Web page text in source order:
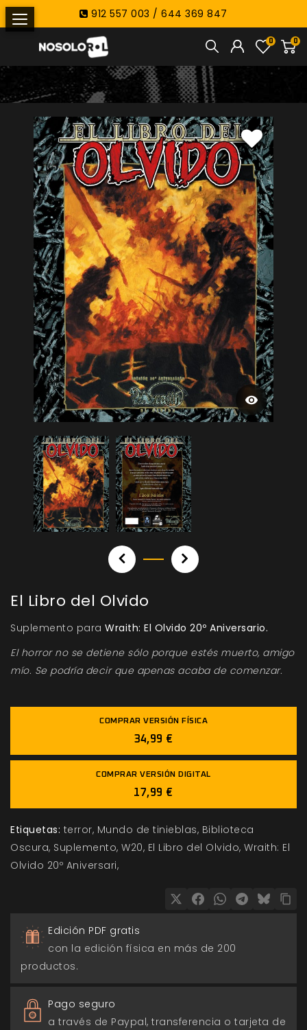
912 557 003 / 644 369 847
0
0
El Libro del Olvido
Suplemento para Wraith: El Olvido 20º Aniversario.
El horror no se detiene sólo porque estés muerto, amigo
mío. Se podría decir que apenas acaba de comenzar.
COMPRAR VERSIÓN FÍSICA
34,99 €
COMPRAR VERSIÓN DIGITAL
17,99 €
Etiquetas: terror Mundo de tinieblas Biblioteca
Oscura Suplemento W20 El Libro del Olvido Wraith: El
Olvido 20º Aniversari
Edición PDF gratis
con la edición física en más de 200
productos.
Pago seguro
a través de Paypal, transferencia o tarjeta de